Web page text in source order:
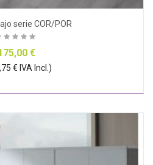
serie COR/POR
€
€ IVA Incl.)